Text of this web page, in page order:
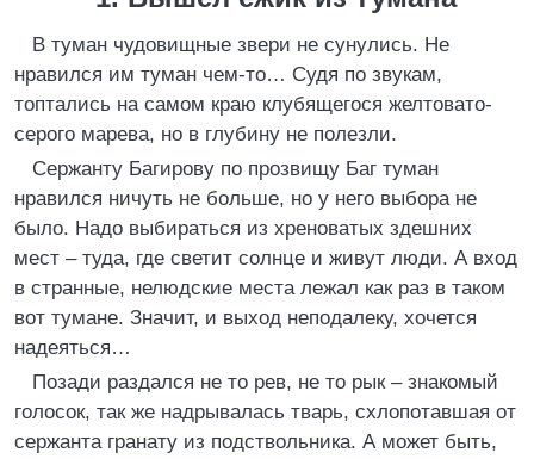
В туман чудовищные звери не сунулись. Не
нравился им туман чем-то… Судя по звукам,
топтались на самом краю клубящегося желтовато-
серого марева, но в глубину не полезли.
Сержанту Багирову по прозвищу Баг туман
нравился ничуть не больше, но у него выбора не
было. Надо выбираться из хреноватых здешних
мест – туда, где светит солнце и живут люди. А вход
в странные, нелюдские места лежал как раз в таком
вот тумане. Значит, и выход неподалеку, хочется
надеяться…
Позади раздался не то рев, не то рык – знакомый
голосок, так же надрывалась тварь, схлопотавшая от
сержанта гранату из подствольника. А может быть,